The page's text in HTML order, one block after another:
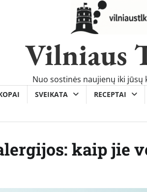
Vilniaus
Nuo sostinės naujienų iki jūsų
SVEIKATA RECEPTAI
kaip jie